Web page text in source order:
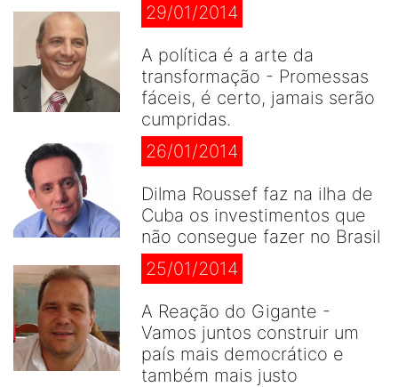
29/01/2014
A política é a arte da
transformação - Promessas
fáceis, é certo, jamais serão
cumpridas.
26/01/2014
Dilma Roussef faz na ilha de
Cuba os investimentos que
não consegue fazer no Brasil
25/01/2014
A Reação do Gigante -
Vamos juntos construir um
país mais democrático e
também mais justo